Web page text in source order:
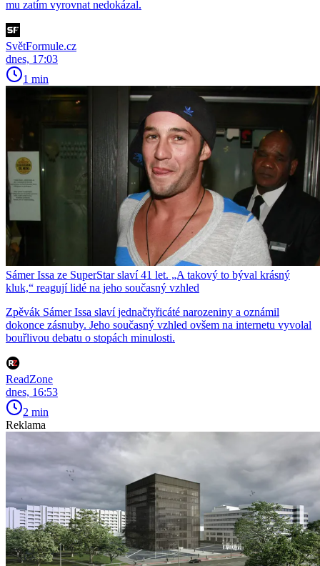
mu zatím vyrovnat nedokázal.
SvětFormule.cz
dnes, 17:03
1 min
Sámer Issa ze SuperStar slaví 41 let. „A takový to býval krásný
kluk,“ reagují lidé na jeho současný vzhled
Zpěvák Sámer Issa slaví jednačtyřicáté narozeniny a oznámil
dokonce zásnuby. Jeho současný vzhled ovšem na internetu vyvolal
bouřlivou debatu o stopách minulosti.
ReadZone
dnes, 16:53
2 min
Reklama